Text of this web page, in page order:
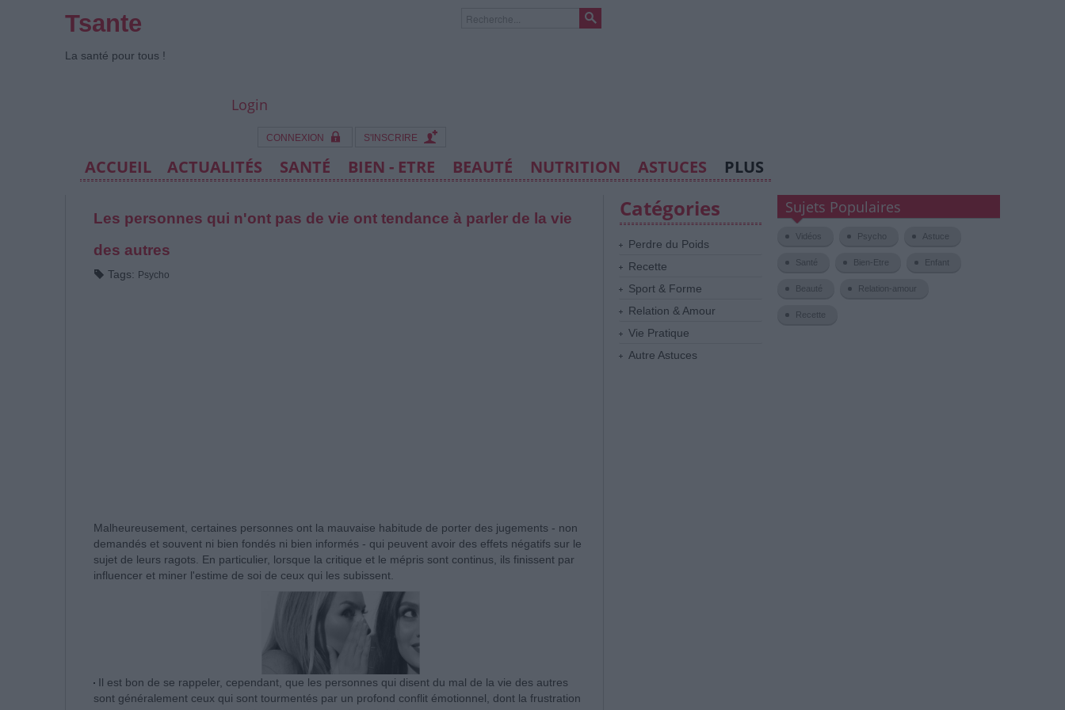
Tsante
La santé pour tous !
Login
CONNEXION S'INSCRIRE
ACCUEIL ACTUALITÉS SANTÉ BIEN - ETRE BEAUTÉ NUTRITION ASTUCES PLUS
Les personnes qui n'ont pas de vie ont tendance à parler de la vie
des autres
Tags: Psycho
Malheureusement, certaines personnes ont la mauvaise habitude de porter des jugements - non
demandés et souvent ni bien fondés ni bien informés - qui peuvent avoir des effets négatifs sur le
sujet de leurs ragots. En particulier, lorsque la critique et le mépris sont continus, ils finissent par
influencer et miner l'estime de soi de ceux qui les subissent.
Il est bon de se rappeler, cependant, que les personnes qui disent du mal de la vie des autres
sont généralement ceux qui sont tourmentés par un profond conflit émotionnel, dont la frustration
Catégories
Perdre du Poids
Recette
Sport & Forme
Relation & Amour
Vie Pratique
Autre Astuces
Sujets Populaires
Vidéos Psycho Astuce
Santé Bien-Etre Enfant
Beauté Relation-amour
Recette